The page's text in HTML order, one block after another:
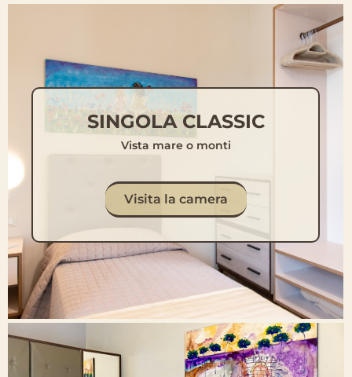
SINGOLA CLASSIC
Vista mare o monti
Visita la camera